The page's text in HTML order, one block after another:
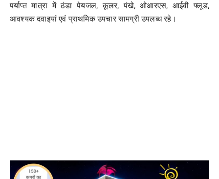
पर्याप्त मात्रा में ठंडा पेयजल, कूलर, पंखे, ओआरएस, आईवी फ्लूड,
आवश्यक दवाइयां एवं प्राथमिक उपचार सामग्री उपलब्ध रहे।